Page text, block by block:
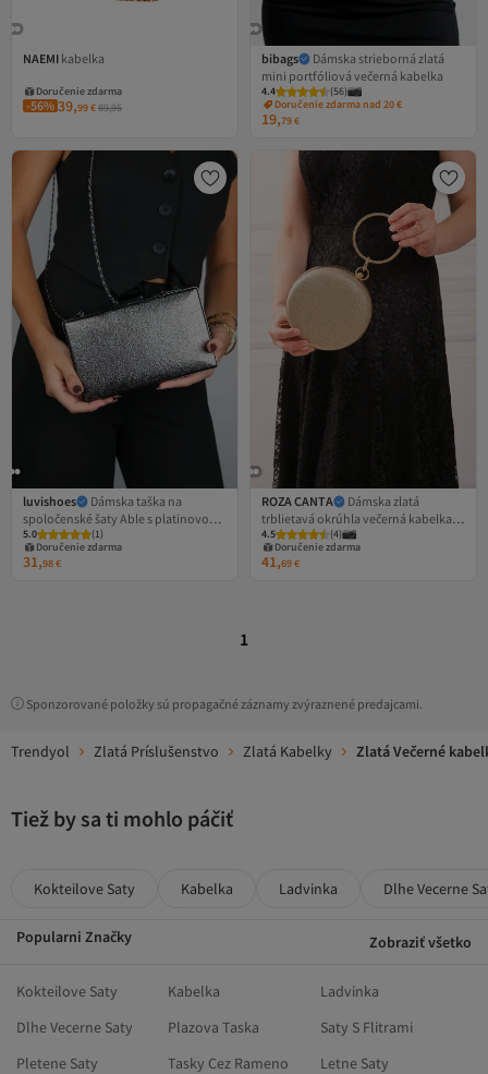
NAEMI kabelka
Doručenie zdarma
-56% 39,99€89,95
bibags
Dámska strieborná zlatá
mini portfóliová večerná kabelka
4.4 (56)
Doručenie zdarma nad 20 €
19,79€
luvishoes
Dámska taška na
spoločenské šaty Able s platinovou
potlačou
5.0 (1)
Doručenie zdarma
31,98€
ROZA CANTA
Dámska zlatá
trblietavá okrúhla večerná kabelka
Clutch Portfolio
4.5 (4)
Doručenie zdarma
41,69€
1
Sponzorované položky sú propagačné záznamy zvýraznené predajcami.
Trendyol Zlatá Príslušenstvo Zlatá Kabelky Zlatá Večerné
Tiež by sa ti mohlo páčiť
Kokteilove Saty Kabelka Ladvinka Dlhe Vecerne
Popularni Značky Zobraziť všetko
Kokteilove Saty Kabelka
Ladvinka
Dlhe Vecerne Saty
Plazova Taska
Saty S Flitrami
Pletene Saty
Tasky Cez Rameno
Letne Saty